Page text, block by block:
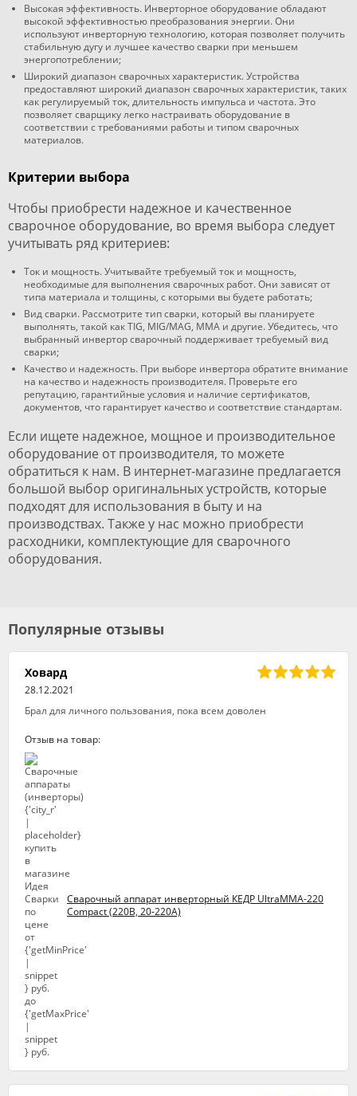
Высокая эффективность. Инверторное оборудование обладают
высокой эффективностью преобразования энергии. Они
используют инверторную технологию, которая позволяет получить
стабильную дугу и лучшее качество сварки при меньшем
энергопотреблении;
Широкий диапазон сварочных характеристик. Устройства
предоставляют широкий диапазон сварочных характеристик, таких
как регулируемый ток, длительность импульса и частота. Это
позволяет сварщику легко настраивать оборудование в
соответствии с требованиями работы и типом сварочных
материалов.
Критерии выбора
Чтобы приобрести надежное и качественное
сварочное оборудование, во время выбора следует
учитывать ряд критериев:
Ток и мощность. Учитывайте требуемый ток и мощность,
необходимые для выполнения сварочных работ. Они зависят от
типа материала и толщины, с которыми вы будете работать;
Вид сварки. Рассмотрите тип сварки, который вы планируете
выполнять, такой как TIG, MIG/MAG, MMA и другие. Убедитесь, что
выбранный инвертор сварочный поддерживает требуемый вид
сварки;
Качество и надежность. При выборе инвертора обратите внимание
на качество и надежность производителя. Проверьте его
репутацию, гарантийные условия и наличие сертификатов,
документов, что гарантирует качество и соответствие стандартам.
Если ищете надежное, мощное и производительное
оборудование от производителя, то можете
обратиться к нам. В интернет-магазине предлагается
большой выбор оригинальных устройств, которые
подходят для использования в быту и на
производствах. Также у нас можно приобрести
расходники, комплектующие для сварочного
оборудования.
Популярные отзывы
Ховард
28.12.2021
Брал для личного пользования, пока всем доволен
Отзыв на товар:
Сварочный аппарат инверторный КЕДР UltraMMA-220
Compact (220В, 20-220А)